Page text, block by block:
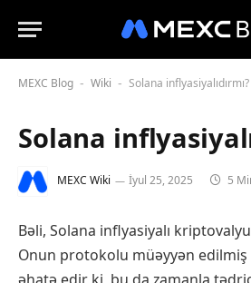
MEXC Blog - Wiki - Solana inflyasiyalıdırmı?
Solana
MEXC Wiki İyul 25, 2025 5
Bəli, Solana inflyasiyalı
Onun protokolu müəyyən edilmiş